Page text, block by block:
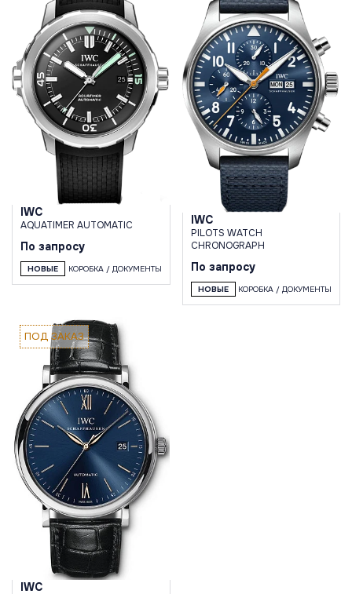
IWC
AQUATIMER AUTOMATIC
По запросу
НОВЫЕ КОРОБКА / ДОКУМЕНТЫ
IWC
PILOTS WATCH
CHRONOGRAPH
По запросу
НОВЫЕ КОРОБКА / ДОКУМЕНТЫ
ПОД ЗАКАЗ
IWC